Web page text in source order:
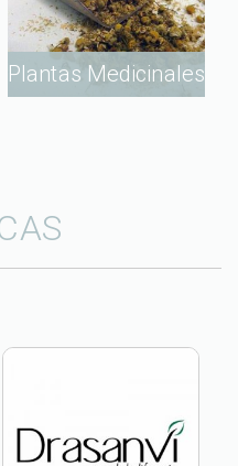
Plantas Medicinales